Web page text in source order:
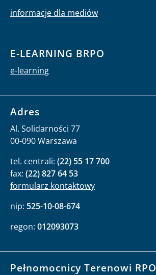
informacje dla mediów
E-LEARNING BRPO
e-learning
Adres
Al. Solidarności 77
00-090 Warszawa
tel. centrali: (22) 55 17 700
fax: (22) 827 64 53
formularz kontaktowy
nip: 525-10-08-674
regon: 012093073
Pełnomocnicy Terenowi RPO